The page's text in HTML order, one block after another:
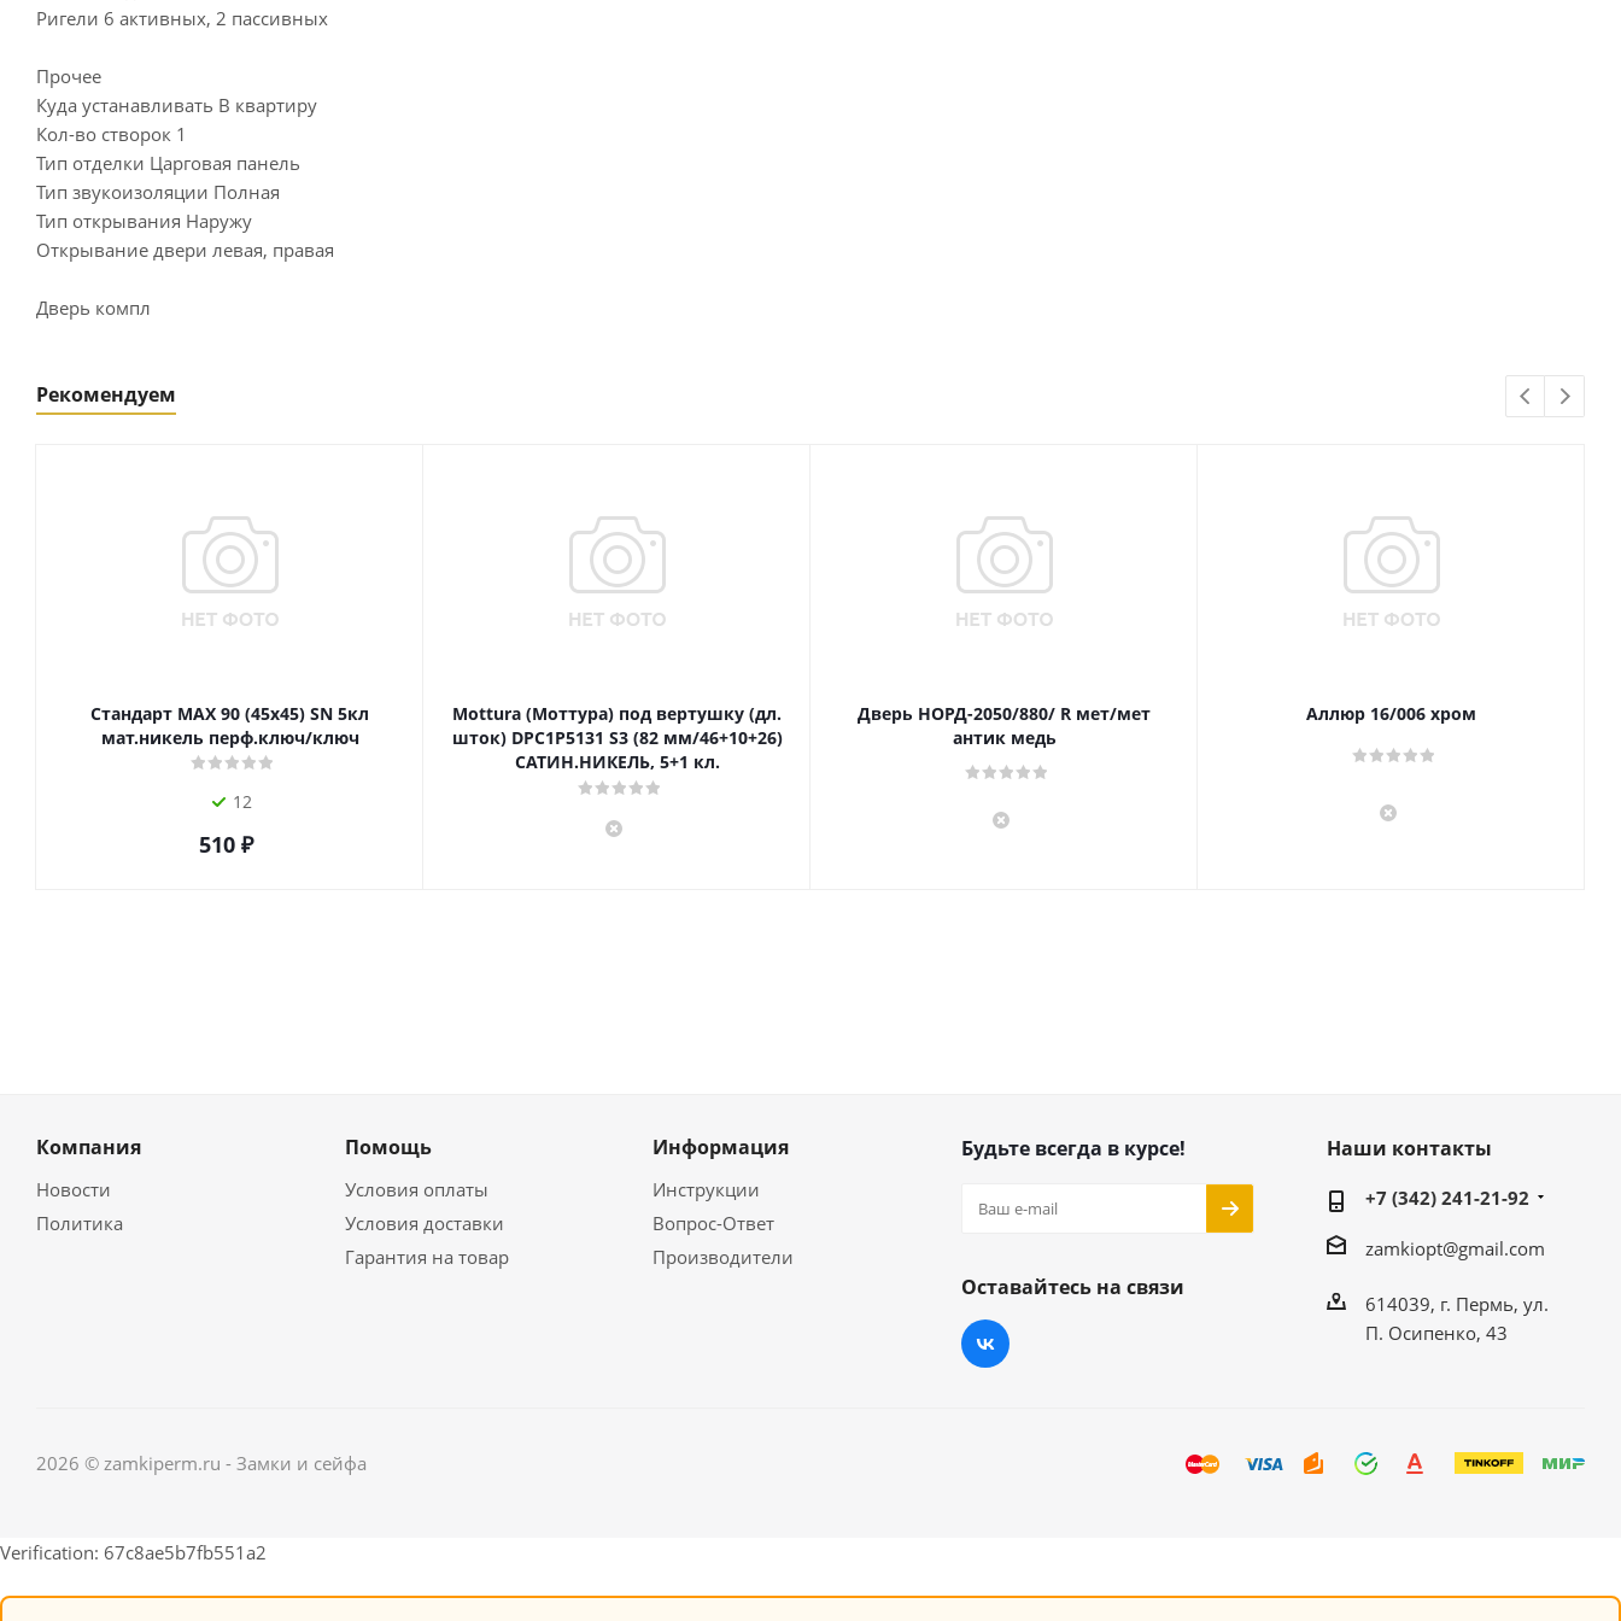
Ригели 6 активных, 2 пассивных
Прочее
Куда устанавливать В квартиру
Кол-во створок 1
Тип отделки Царговая панель
Тип звукоизоляции Полная
Тип открывания Наружу
Открывание двери левая, правая
Дверь компл
Рекомендуем
Стандарт MAX 90 (45х45) SN 5кл
мат.никель перф.ключ/ключ
12
510₽
Mottura (Моттура) под вертушку (дл.
шток) DPC1P5131 S3 (82 мм/46+10+26)
САТИН.НИКЕЛЬ, 5+1 кл.
Дверь НОРД-2050/880/ R мет/мет
антик медь
Аллюр 16/006 хром
Компания
Новости
Политика
Помощь
Условия оплаты
Условия доставки
Гарантия на товар
Информация
Инструкции
Вопрос-Ответ
Производители
Будьте всегда в курсе!
Оставайтесь на связи
Наши контакты
+7 (342) 241-21-92
zamkiopt@gmail.com
614039, г. Пермь, ул.
П. Осипенко, 43
2026 © zamkiperm.ru - Замки и сейфа
Verification: 67c8ae5b7fb551a2